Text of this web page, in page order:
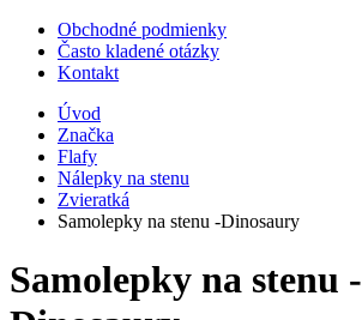
Obchodné podmienky
Často kladené otázky
Kontakt
Úvod
Značka
Flafy
Nálepky na stenu
Zvieratká
Samolepky na stenu -Dinosaury
Samolepky na stenu -